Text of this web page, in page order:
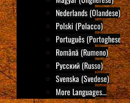
Nederlands (Olandese)
Polski (Polacco)
Português (Portoghese)
Română (Rumeno)
Русский (Russo)
Svenska (Svedese)
More Languages...